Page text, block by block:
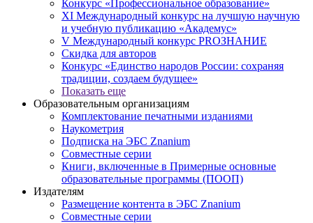
Конкурс «Профессиональное образование»
XI Международный конкурс на лучшую научную
и учебную публикацию «Академус»
V Международный конкурс PROЗНАНИЕ
Скидка для авторов
Конкурс «Единство народов России: сохраняя
традиции, создаем будущее»
Показать еще
Образовательным организациям
Комплектование печатными изданиями
Наукометрия
Подписка на ЭБС Znanium
Совместные серии
Книги, включенные в Примерные основные
образовательные программы (ПООП)
Издателям
Размещение контента в ЭБС Znanium
Совместные серии